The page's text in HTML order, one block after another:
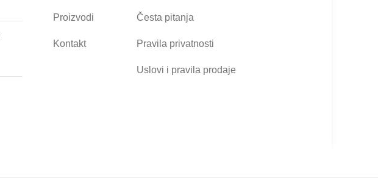
Proizvodi
Kontakt
Česta pitanja
Pravila privatnosti
Uslovi i pravila prodaje